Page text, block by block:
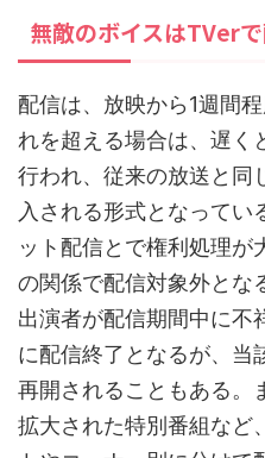
無敵のボイスはTVer
配信は、放映から1週間
れを超える場合は、遅く
行われ、従来の放送と同
入される形式となってい
ット配信とで権利処理が
の関係で配信対象外とな
出演者が配信期間中に不
に配信終了となるが、当
再開されることもある。
拡大された特別番組など